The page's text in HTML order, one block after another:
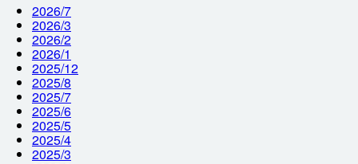
2026/7
2026/3
2026/2
2026/1
2025/12
2025/8
2025/7
2025/6
2025/5
2025/4
2025/3